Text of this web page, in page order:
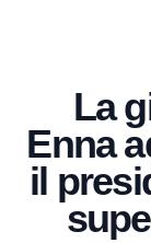
La
Enna
il